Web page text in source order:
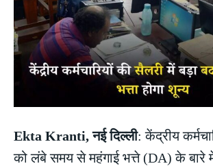
Ekta Kranti, नई दिल्ली: केंद्रीय
को लंबे समय से महंगाई भत्ते (DA) के बारे